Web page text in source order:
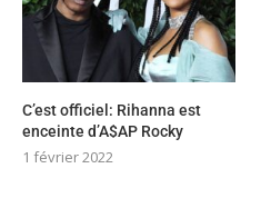
C’est officiel: Rihanna est
enceinte d’A$AP Rocky
1 février 2022